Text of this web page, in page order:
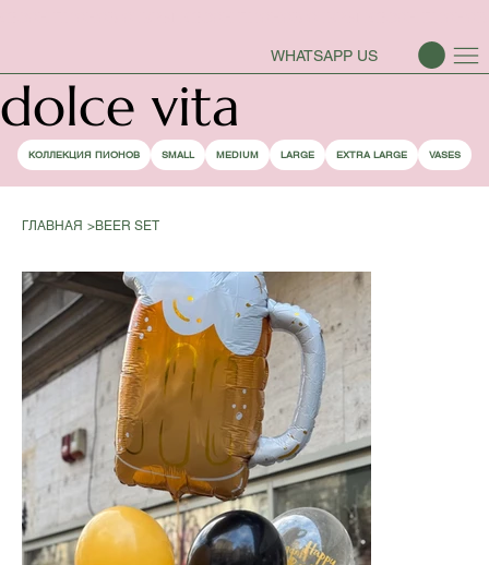
WHATSAPP US
dolce vita
КОЛЛЕКЦИЯ ПИОНОВ SMALL MEDIUM LARGE EXTRA LARGE VASES
ГЛАВНАЯ >BEER SET